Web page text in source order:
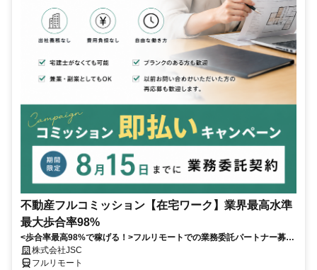
不動産フルコミッション【在宅ワーク】業界最高水準
最大歩合率98%
<歩合率最高98%で稼げる！>フルリモートでの業務委託パートナー募
集！1件単位で対応可能！
株式会社JSC
フルリモート